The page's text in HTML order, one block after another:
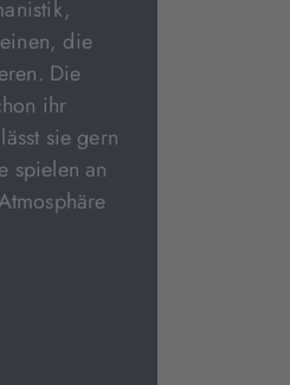
die
Die
ihr
sie gern
spielen an